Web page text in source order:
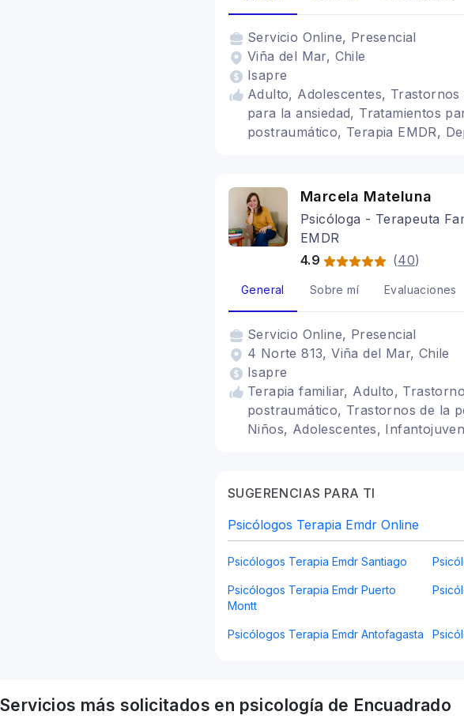
Servicio Online, Presencial
Viña del Mar, Chile
Isapre
Adulto, Adolescentes,
para la ansiedad, Tratamientos
postraumático, Terapia EMDR,
Marcela Mateluna
Psicóloga - Terapeuta
EMDR
4.9
(40)
General Sobre mí Evaluaciones
Servicio Online, Presencial
4 Norte 813, Viña del Mar, Chile
Isapre
Terapia familiar, Adulto,
postraumático, Trastornos de la
Niños, Adolescentes,
SUGERENCIAS PARA TI
Psicólogos Terapia Emdr Online
Psicólogos Terapia Emdr Santiago
Psicólogos Terapia Emdr Puerto
Montt
Psicólogos Terapia Emdr Antofagasta
Servicios más solicitados en psicología de Encuadrado